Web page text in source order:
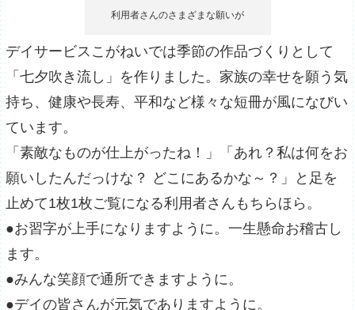
利用者さんのさまざまな願いが
デイサービスこがねいでは季節の作品づくりとして
「七夕吹き流し」を作りました。家族の幸せを願う気
持ち、健康や長寿、平和など様々な短冊が風になびい
ています。
「素敵なものが仕上がったね！」「あれ？私は何をお
願いしたんだっけな？ どこにあるかな～？」と足を
止めて1枚1枚ご覧になる利用者さんもちらほら。
●お習字が上手になりますように。一生懸命お稽古し
ます。
●みんな笑顔で通所できますように。
●デイの皆さんが元気でありますように。